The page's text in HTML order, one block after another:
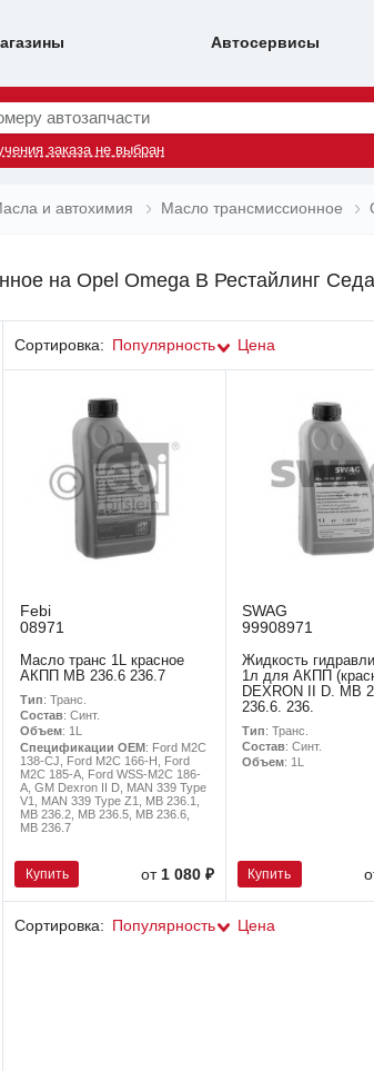
Автосервисы
автозапчасти
заказа не выбран
и автохимия Масло трансмиссионное
на Opel Omega B Рестайлинг
Сортировка: Популярность Цена
Febi
08971
Масло транс 1L красное
АКПП MB 236.6 236.7
Тип: Транс.
Состав: Синт.
Объем: 1L
Спецификации OEM: Ford M2C
138-CJ, Ford M2C 166-H, Ford
M2C 185-A, Ford WSS-M2C 186-
A, GM Dexron II D, MAN 339 Type
V1, MAN 339 Type Z1, MB 236.1,
MB 236.2, MB 236.5, MB 236.6,
MB 236.7
Купить от1 080 ₽
SWAG
99908971
Жидкость
1л для АКПП
DEXRON II D. MB
236.6. 236.
Тип: Транс.
Состав: Синт.
Объем: 1L
Купить
Сортировка: Популярность Цена